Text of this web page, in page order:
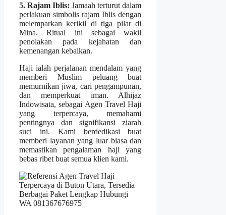
5. Rajam Iblis: Jamaah terturut dalam
perlakuan simbolis rajam Iblis dengan
melemparkan kerikil di tiga pilar di
Mina. Ritual ini sebagai wakil
penolakan pada kejahatan dan
kemenangan kebaikan.
Haji ialah perjalanan mendalam yang
memberi Muslim peluang buat
memurnikan jiwa, cari pengampunan,
dan memperkuat iman. Alhijaz
Indowisata, sebagai Agen Travel Haji
yang terpercaya, memahami
pentingnya dan signifikansi ziarah
suci ini. Kami berdedikasi buat
memberi layanan yang luar biasa dan
memastikan pengalaman haji yang
bebas ribet buat semua klien kami.